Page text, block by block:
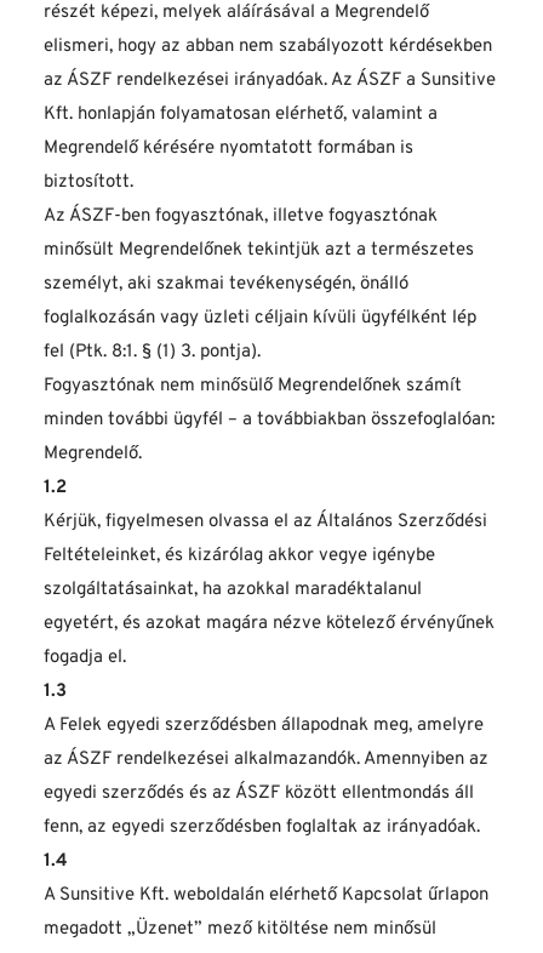
részét képezi, melyek aláírásával a Megrendelő
elismeri, hogy az abban nem szabályozott kérdésekben
az ÁSZF rendelkezései irányadóak. Az ÁSZF a Sunsitive
Kft. honlapján folyamatosan elérhető, valamint a
Megrendelő kérésére nyomtatott formában is
biztosított.
Az ÁSZF-ben fogyasztónak, illetve fogyasztónak
minősült Megrendelőnek tekintjük azt a természetes
személyt, aki szakmai tevékenységén, önálló
foglalkozásán vagy üzleti céljain kívüli ügyfélként lép
fel (Ptk. 8:1. § (1) 3. pontja).
Fogyasztónak nem minősülő Megrendelőnek számít
minden további ügyfél – a továbbiakban összefoglalóan:
Megrendelő.
1.2
Kérjük, figyelmesen olvassa el az Általános Szerződési
Feltételeinket, és kizárólag akkor vegye igénybe
szolgáltatásainkat, ha azokkal maradéktalanul
egyetért, és azokat magára nézve kötelező érvényűnek
fogadja el.
1.3
A Felek egyedi szerződésben állapodnak meg, amelyre
az ÁSZF rendelkezései alkalmazandók. Amennyiben az
egyedi szerződés és az ÁSZF között ellentmondás áll
fenn, az egyedi szerződésben foglaltak az irányadóak.
1.4
A Sunsitive Kft. weboldalán elérhető Kapcsolat űrlapon
megadott „Üzenet” mező kitöltése nem minősül